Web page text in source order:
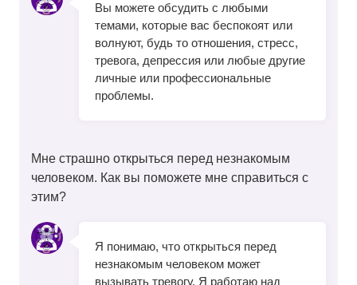
Вы можете обсудить с любыми
темами, которые вас беспокоят или
волнуют, будь то отношения, стресс,
тревога, депрессия или любые другие
личные или профессиональные
проблемы.
Мне страшно открыться перед незнакомым
человеком. Как вы поможете мне справиться с
этим?
Я понимаю, что открыться перед
незнакомым человеком может
вызывать тревогу. Я работаю над